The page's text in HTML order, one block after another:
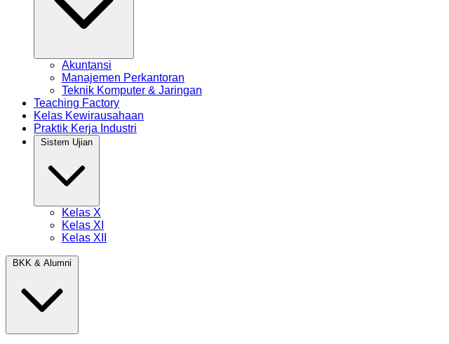
Akuntansi
Manajemen Perkantoran
Teknik Komputer & Jaringan
Teaching Factory
Kelas Kewirausahaan
Praktik Kerja Industri
Kelas X
Kelas XI
Kelas XII